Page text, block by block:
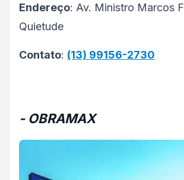
Endereço: Av. Ministro Marcos
Quietude
Contato: (13) 99156-2730
- OBRAMAX